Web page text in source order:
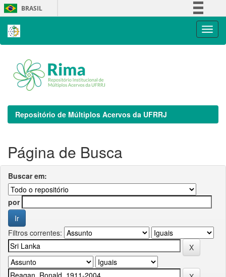
Skip
navigation
BRASIL
Repositório de Múltiplos Acervos da UFRRJ
Página de Busca
Buscar em:
por
Filtros correntes: